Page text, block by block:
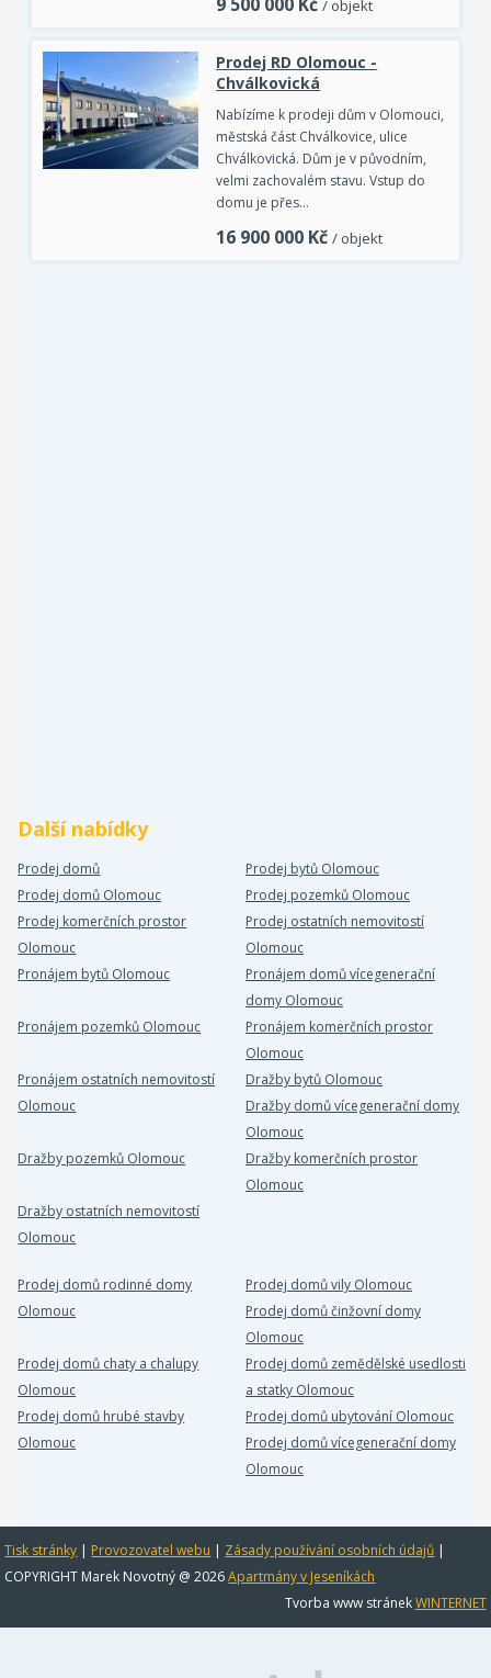
/ objekt
Prodej RD Olomouc -
Chválkovická
Nabízíme k prodeji dům v Olomouci,
městská část Chválkovice, ulice
Chválkovická. Dům je v původním,
velmi zachovalém stavu. Vstup do
domu je přes…
16 900 000 Kč / objekt
Další nabídky
Prodej domů
Prodej bytů Olomouc
Prodej domů Olomouc
Prodej pozemků Olomouc
Prodej komerčních prostor
Olomouc
Prodej ostatních nemovitostí
Olomouc
Pronájem bytů Olomouc
Pronájem domů vícegenerační
domy Olomouc
Pronájem pozemků Olomouc
Pronájem komerčních prostor
Olomouc
Pronájem ostatních nemovitostí
Olomouc
Dražby bytů Olomouc
Dražby domů vícegenerační domy
Olomouc
Dražby pozemků Olomouc
Dražby komerčních prostor
Olomouc
Dražby ostatních nemovitostí
Olomouc
Prodej domů rodinné domy
Olomouc
Prodej domů vily Olomouc
Prodej domů činžovní domy
Olomouc
Prodej domů chaty a chalupy
Olomouc
Prodej domů zemědělské usedlosti
a statky Olomouc
Prodej domů hrubé stavby
Olomouc
Prodej domů ubytování Olomouc
Prodej domů vícegenerační domy
Olomouc
Tisk stránky | Provozovatel webu | Zásady používání osobních údajů |
COPYRIGHT Marek Novotný @ 2026Apartmány v Jeseníkách
Tvorba www stránekWINTERNET